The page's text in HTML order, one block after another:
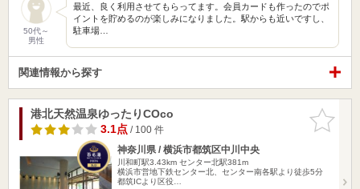
50代～
男性
最近、良く利用させてもらってます。会員カードも作ったのでポ
イントを貯めるのが楽しみになりました。駅からも近いですし、
駐車場…
関連情報から探す
お気に入
りに追加
港北天然温泉ゆったりCOco
3.1点/ 100 件
神奈川県 / 横浜市都筑区中川中央
川和町駅3.43km センター北駅381m
横浜市営地下鉄センター北、センター南各駅より徒歩5分
都筑ICより区役…